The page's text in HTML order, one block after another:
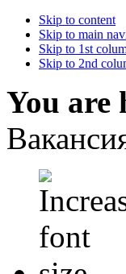
Skip to content
Skip to main
Skip to 1st
Skip to 2nd
You are